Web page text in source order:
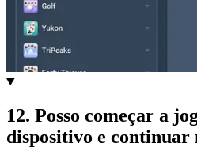
12. Posso começar a
dispositivo e continuar